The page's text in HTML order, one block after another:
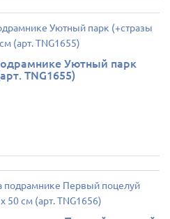
Уютный парк
TNG1655)